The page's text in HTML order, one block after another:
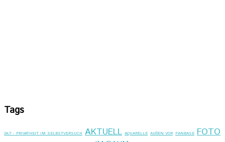
Tags
24/7 - PRIVATHEIT IM SELBSTVERSUCH AKTUELL AQUARELLE AUßEN VOR FANBASE FOTO